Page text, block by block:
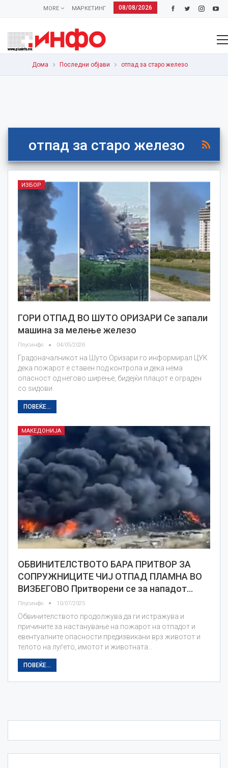
08/08/2026
МАРКЕТИНГ
MORE
Дома Последни објави отпад за старо железо
отпад за старо железо
ИЗБОР
ГОРИ ОТПАД ВО ШУТО ОРИЗАРИ Се запали
машина за мелење железо
Плусинфо 04/05/2026
Градоначалникот на Шуто Оризари го информирал ЦУК
дека пожарот е ставен под контрола и дека нема
опасност од негово ширење, бидејќи плацот е ограден
со ѕидови.
ПОВЕЌЕ...
МАКЕДОНИЈА
ОБВИНИТЕЛСТВОТО БАРА ПРИТВОР ЗА
СОПРУЖНИЦИТЕ ЧИЈ ОТПАД ПЛАМНА ВО
ВИЗБЕГОВО Притворени се за нападот…
Плусинфо 10/07/2025
Обвинителството продолжува да ги истражува и
причините за настанување на пожарот на отпадот и
евентуалните опасности предизвикани врз животот и
телото на луѓето, имотот и животната…
ПОВЕЌЕ...